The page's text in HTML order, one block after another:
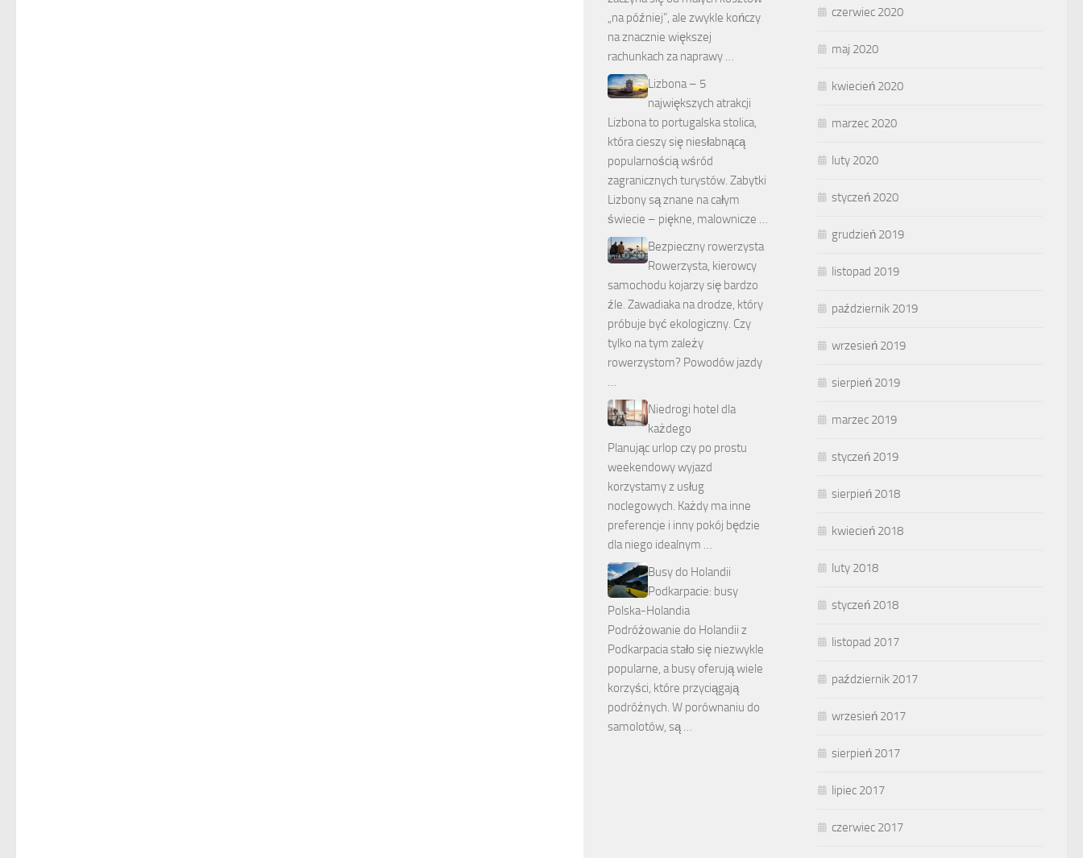
czerwiec 2020
maj 2020
kwiecień 2020
marzec 2020
luty 2020
styczeń 2020
grudzień 2019
listopad 2019
październik 2019
wrzesień 2019
sierpień 2019
marzec 2019
styczeń 2019
sierpień 2018
kwiecień 2018
luty 2018
styczeń 2018
listopad 2017
październik 2017
wrzesień 2017
sierpień 2017
lipiec 2017
czerwiec 2017
„na później”, ale zwykle kończy
na znacznie większej
rachunkach za naprawy …
Lizbona – 5
największych atrakcji
Lizbona to portugalska stolica,
która cieszy się niesłabnącą
popularnością wśród
zagranicznych turystów. Zabytki
Lizbony są znane na całym
świecie – piękne, malownicze …
Bezpieczny rowerzysta
Rowerzysta, kierowcy
samochodu kojarzy się bardzo
źle. Zawadiaka na drodze, który
próbuje być ekologiczny. Czy
tylko na tym zależy
rowerzystom? Powodów jazdy
…
Niedrogi hotel dla
każdego
Planując urlop czy po prostu
weekendowy wyjazd
korzystamy z usług
noclegowych. Każdy ma inne
preferencje i inny pokój będzie
dla niego idealnym …
Busy do Holandii
Podkarpacie: busy
Polska-Holandia
Podróżowanie do Holandii z
Podkarpacia stało się niezwykle
popularne, a busy oferują wiele
korzyści, które przyciągają
podróżnych. W porównaniu do
samolotów, są …